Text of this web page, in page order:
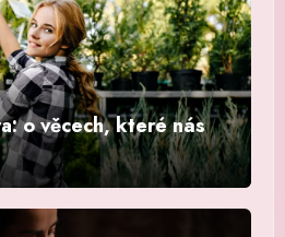
o věcech, které nás